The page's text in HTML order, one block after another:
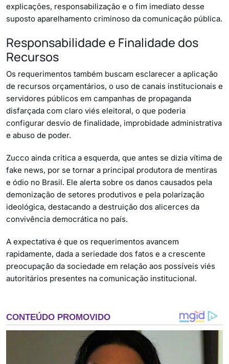
explicações, responsabilização e o fim imediato desse
suposto aparelhamento criminoso da comunicação pública.
Responsabilidade e Finalidade dos
Recursos
Os requerimentos também buscam esclarecer a aplicação
de recursos orçamentários, o uso de canais institucionais e
servidores públicos em campanhas de propaganda
disfarçada com claro viés eleitoral, o que poderia
configurar desvio de finalidade, improbidade administrativa
e abuso de poder.
Zucco ainda critica a esquerda, que antes se dizia vítima de
fake news, por se tornar a principal produtora de mentiras
e ódio no Brasil. Ele alerta sobre os danos causados pela
demonização de setores produtivos e pela polarização
ideológica, destacando a destruição dos alicerces da
convivência democrática no país.
A expectativa é que os requerimentos avancem
rapidamente, dada a seriedade dos fatos e a crescente
preocupação da sociedade em relação aos possíveis viés
autoritários presentes na comunicação institucional.